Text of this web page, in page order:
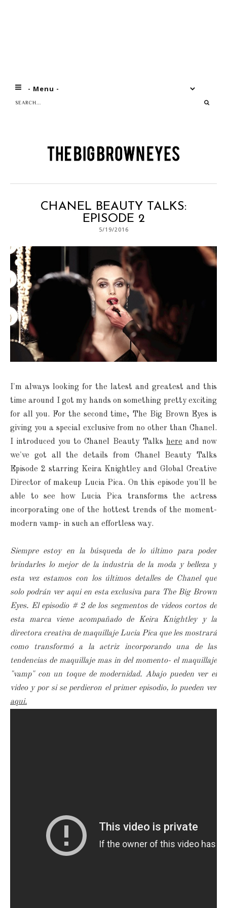
CHANEL BEAUTY TALKS:
EPISODE 2
5/19/2016
I'm always looking for the latest and greatest and this
time around I got my hands on something pretty exciting
for all you. For the second time, The Big Brown Eyes is
giving you a special exclusive from no other than Chanel.
I introduced you to Chanel Beauty Talks here and now
we've got all the details from Chanel Beauty Talks
Episode 2 starring Keira Knightley and Global Creative
Director of makeup Lucia Pica. On this episode you'll be
able to see how Lucia Pica transforms the actress
incorporating one of the hottest trends of the moment-
modern vamp- in such an effortless way.
Siempre estoy en la búsqueda de lo último para poder
brindarles lo mejor de la industria de la moda y belleza y
esta vez estamos con los últimos detalles de Chanel que
solo podrán ver aqui en esta exclusiva para The Big Brown
Eyes. El episodio # 2 de los segmentos de videos cortos de
esta marca viene acompañado de Keira Knightley y la
directora creativa de maquillaje Lucia Pica que les mostrará
como transformó a la actriz incorporando una de las
tendencias de maquillaje mas in del momento- el maquillaje
"vamp" con un toque de modernidad. Abajo pueden ver el
video y por si se perdieron el primer episodio, lo pueden ver
aqui.